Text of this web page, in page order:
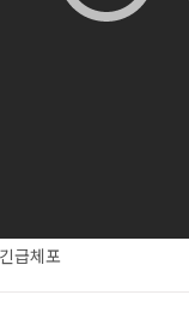
급체포